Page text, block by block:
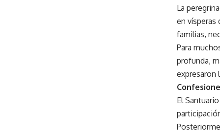
La
en vísperas
familias,
Para
profunda,
expresaron
El